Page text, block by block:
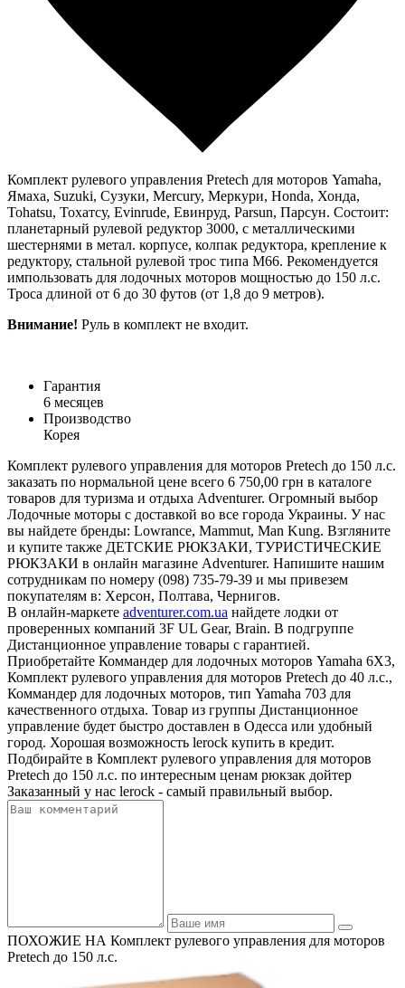
Комплект рулевого управления Pretech для моторов Yamaha,
Ямаха, Suzuki, Сузуки, Mercury, Меркури, Honda, Хонда,
Tohatsu, Тохатсу, Evinrude, Евинруд, Parsun, Парсун. Cостоит:
планетарный рулевой редуктор 3000, с металлическими
шестернями в метал. корпусе, колпак редуктора, крепление к
редуктору, стальной рулевой трос типа М66. Рекомендуется
импользовать для лодочных моторов мощностью до 150 л.с.
Троса длиной от 6 до 30 футов (от 1,8 до 9 метров).
Внимание! Руль в комплект не входит.
Гарантия
6 месяцев
Производство
Корея
Комплект рулевого управления для моторов Pretech до 150 л.с.
заказать по нормальной цене всего 6 750,00 грн в каталоге
товаров для туризма и отдыха Adventurer. Огромный выбор
Лодочные моторы с доставкой во все города Украины. У нас
вы найдете бренды: Lowrance, Mammut, Man Kung. Взгляните
и купите также ДЕТСКИЕ РЮКЗАКИ, ТУРИСТИЧЕСКИЕ
РЮКЗАКИ в онлайн магазине Adventurer. Напишите нашим
сотрудникам по номеру (098) 735-79-39 и мы привезем
покупателям в: Херсон, Полтава, Чернигов.
В онлайн-маркете adventurer.com.ua найдете лодки от
проверенных компаний 3F UL Gear, Brain. В подгруппе
Дистанционное управление товары с гарантией.
Приобретайте Коммандер для лодочных моторов Yamaha 6X3,
Комплект рулевого управления для моторов Pretech до 40 л.с.,
Коммандер для лодочных моторов, тип Yamaha 703 для
качественного отдыха. Товар из группы Дистанционное
управление будет быстро доставлен в Одесса или удобный
город. Хорошая возможность lerock купить в кредит.
Подбирайте в Комплект рулевого управления для моторов
Pretech до 150 л.с. по интересным ценам рюкзак дойтер
Заказанный у нас lerock - самый правильный выбор.
ПОХОЖИЕ НА Комплект рулевого управления для моторов
Pretech до 150 л.с.